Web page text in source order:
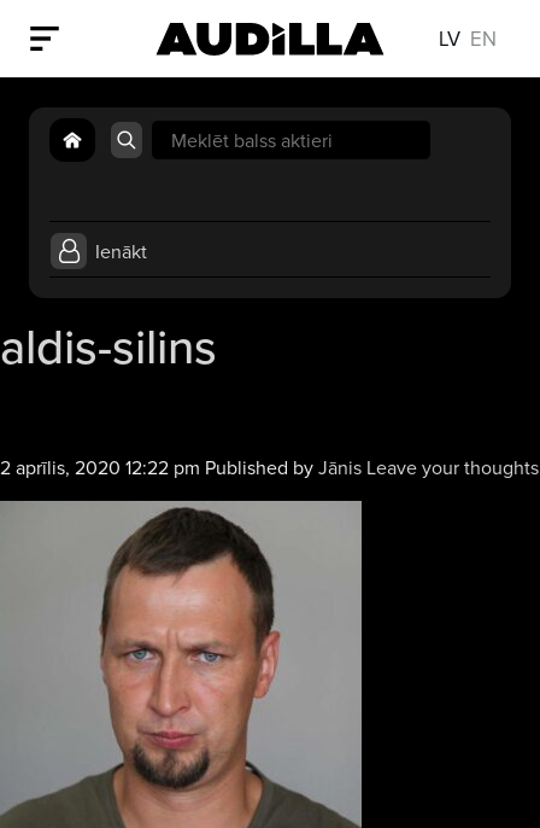
LV EN
Search
for:
Ienākt
aldis-silins
2 aprīlis, 2020 12:22 pm Published byJānis Leave your thoughts